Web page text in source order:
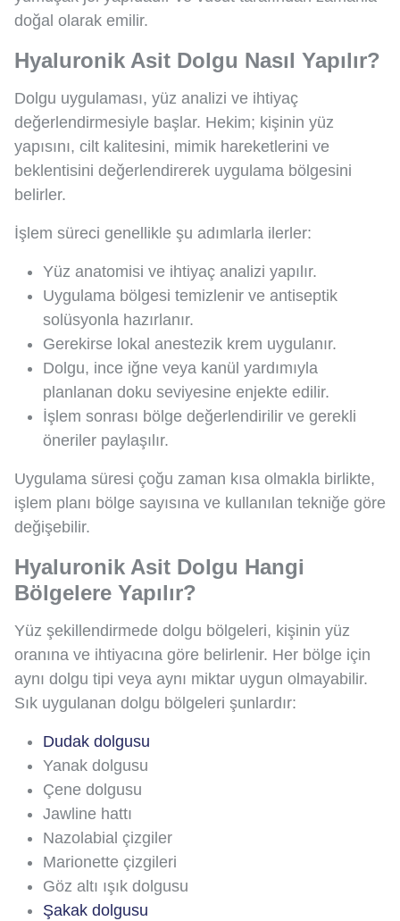
doğal olarak emilir.
Hyaluronik Asit Dolgu Nasıl Yapılır?
Dolgu uygulaması, yüz analizi ve ihtiyaç
değerlendirmesiyle başlar. Hekim; kişinin yüz
yapısını, cilt kalitesini, mimik hareketlerini ve
beklentisini değerlendirerek uygulama bölgesini
belirler.
İşlem süreci genellikle şu adımlarla ilerler:
Yüz anatomisi ve ihtiyaç analizi yapılır.
Uygulama bölgesi temizlenir ve antiseptik
solüsyonla hazırlanır.
Gerekirse lokal anestezik krem uygulanır.
Dolgu, ince iğne veya kanül yardımıyla
planlanan doku seviyesine enjekte edilir.
İşlem sonrası bölge değerlendirilir ve gerekli
öneriler paylaşılır.
Uygulama süresi çoğu zaman kısa olmakla birlikte,
işlem planı bölge sayısına ve kullanılan tekniğe göre
değişebilir.
Hyaluronik Asit Dolgu Hangi
Bölgelere Yapılır?
Yüz şekillendirmede dolgu bölgeleri, kişinin yüz
oranına ve ihtiyacına göre belirlenir. Her bölge için
aynı dolgu tipi veya aynı miktar uygun olmayabilir.
Sık uygulanan dolgu bölgeleri şunlardır:
Dudak dolgusu
Yanak dolgusu
Çene dolgusu
Jawline hattı
Nazolabial çizgiler
Marionette çizgileri
Göz altı ışık dolgusu
Şakak dolgusu